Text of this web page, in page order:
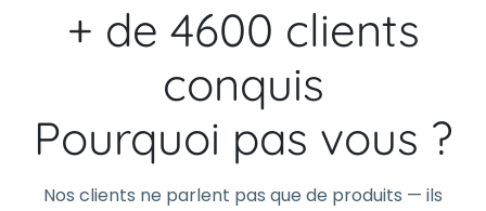
+ de 4600 clients
conquis
Pourquoi pas vous ?
Nos clients ne parlent pas que de produits — ils